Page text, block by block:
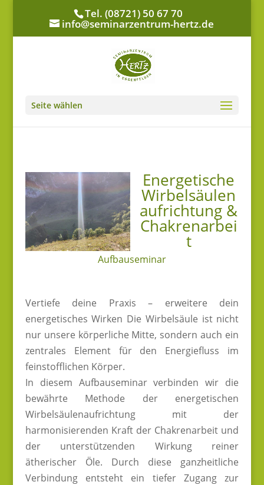
Tel. (08721) 50 67 70
info@seminarzentrum-hertz.de
Seite wählen
Energetische
Wirbelsäulen
aufrichtung &
Chakrenarbei
t
Aufbauseminar
Vertiefe deine Praxis – erweitere dein
energetisches Wirken Die Wirbelsäule ist nicht
nur unsere körperliche Mitte, sondern auch ein
zentrales Element für den Energiefluss im
feinstofflichen Körper.
In diesem Aufbauseminar verbinden wir die
bewährte Methode der energetischen
Wirbelsäulenaufrichtung mit der
harmonisierenden Kraft der Chakrenarbeit und
der unterstützenden Wirkung reiner
ätherischer Öle. Durch diese ganzheitliche
Verbindung entsteht ein tiefer Zugang zur